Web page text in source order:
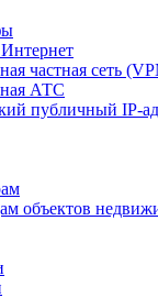
частная сеть
АТС
публичный IP-
объектов